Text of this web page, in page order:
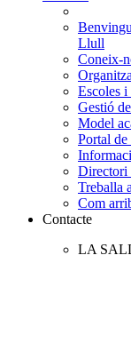
Llull
Coneix-
Escoles i
Gestió
Model
Portal de
Directori
Treballa
Com
Contacte
LA